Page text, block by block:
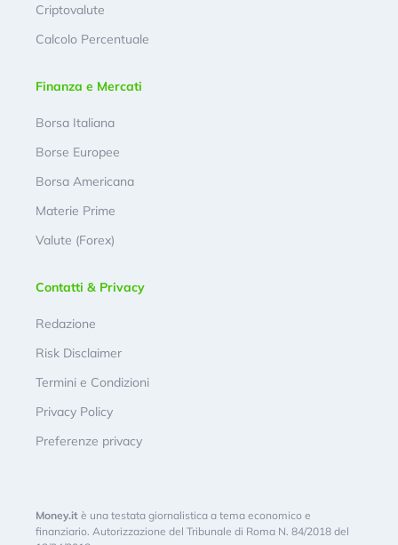
Criptovalute
Calcolo Percentuale
Finanza e Mercati
Borsa Italiana
Borse Europee
Borsa Americana
Materie Prime
Valute (Forex)
Contatti & Privacy
Redazione
Risk Disclaimer
Termini e Condizioni
Privacy Policy
Preferenze privacy
Money.it è una testata giornalistica a tema economico e
finanziario. Autorizzazione del Tribunale di Roma N. 84/2018 del